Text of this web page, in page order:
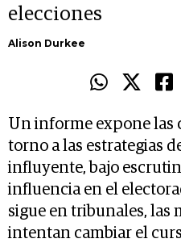
elecciones
Alison Durkee
Un informe expone las
torno a las estrategias
influyente, bajo
influencia en el
sigue en tribunales, las
intentan cambiar el